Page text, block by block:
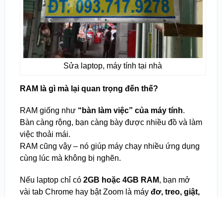
Sửa laptop, máy tính tại nhà
RAM là gì mà lại quan trọng đến thế?
RAM giống như “bàn làm việc” của máy tính.
Bàn càng rộng, bạn càng bày được nhiều đồ và làm
việc thoải mái.
RAM cũng vậy – nó giúp máy chạy nhiều ứng dụng
cùng lúc mà không bị nghẽn.
Nếu laptop chỉ có 2GB hoặc 4GB RAM, bạn mở
vài tab Chrome hay bật Zoom là máy đơ, treo, giật,